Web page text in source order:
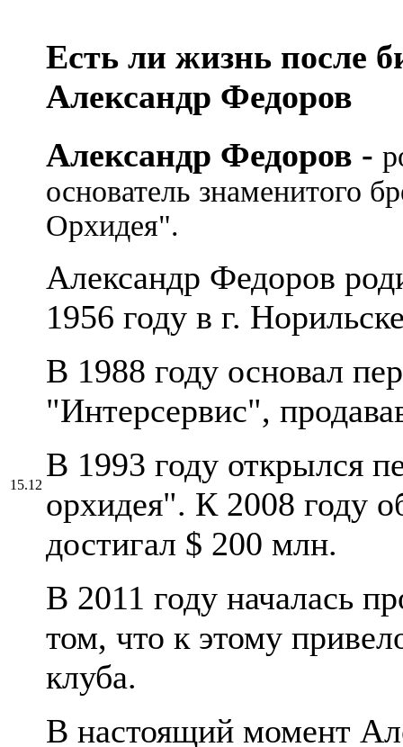
15.12
Есть ли жизнь после
Александр Федоров
Александр Федоров -
основатель знаменитого
Орхидея".
Александр Федоров
1956 году в г.
В 1988 году основал
"Интерсервис",
В 1993 году открылся
орхидея". К 2008 году
достигал $ 200 млн.
В 2011 году началась
том, что к этому
клуба.
В настоящий момент